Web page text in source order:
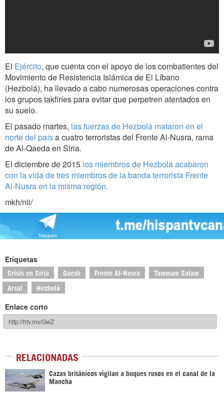
El Ejército, que cuenta con el apoyo de los combatientes del
Movimiento de Resistencia Islámica de El Líbano
(Hezbolá), ha llevado a cabo numerosas operaciones contra
los grupos takfiríes para evitar que perpetren atentados en
su suelo.
El pasado martes, las fuerzas de Hezbolá mataron en el
norte del paísa cuatro terroristas del Frente Al-Nusra, rama
de Al-Qaeda en Siria.
El diciembre de 2015 los miembros de Hezbolá acabaron
con la vida de tres miembros de la banda terrorista Frente
Al-Nusra en la misma región.
mkh/nii/
Etiquetas
Crisis en Siria Daesh Frente Al-Nusra Tammam Salam
Arsal Hezbolá
Enlace corto
RELACIONADAS
Cazas británicos vigilan a buques rusos en el canal de la
Mancha